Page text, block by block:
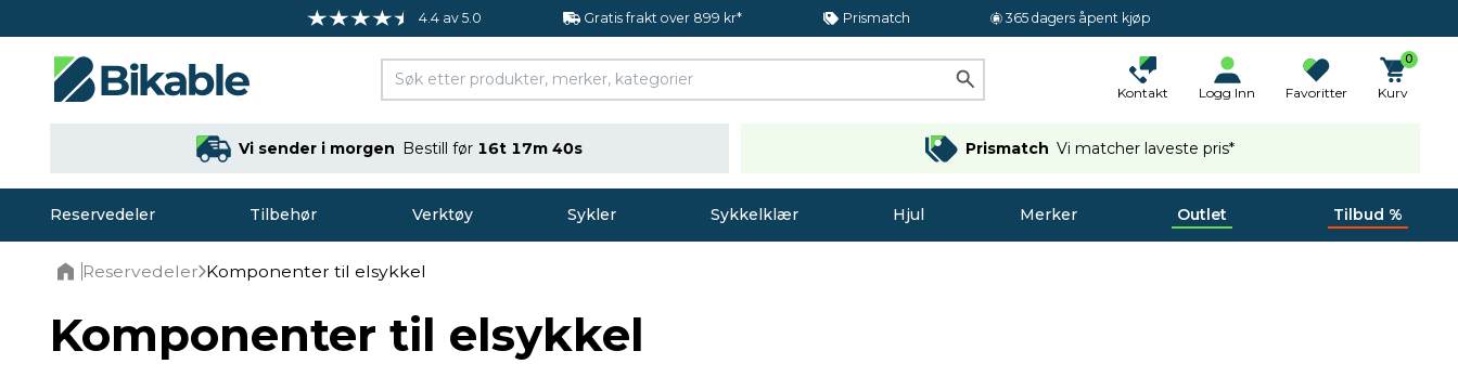
4.4 av 5.0 Gratis frakt over 899 kr* Prismatch 365 dagers åpent kjøp
Kontakt Logg Inn Favoritter
0
Kurv
Vi sender i morgen Bestill før 16t 17m 39s Prismatch Vi matcher laveste pris*
Reservedeler Tilbehør Verktøy Sykler Sykkelklær Hjul Merker Outlet Tilbud %
Reservedeler Komponenter til elsykkel
Komponenter til elsykkel